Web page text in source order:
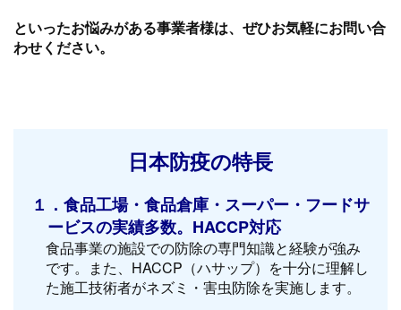
といったお悩みがある事業者様は、ぜひお気軽にお問い合
わせください。
日本防疫の特長
１．食品工場・食品倉庫・スーパー・フードサ
ービスの実績多数。HACCP対応
食品事業の施設での防除の専門知識と経験が強み
です。また、HACCP（ハサップ）を十分に理解し
た施工技術者がネズミ・害虫防除を実施します。